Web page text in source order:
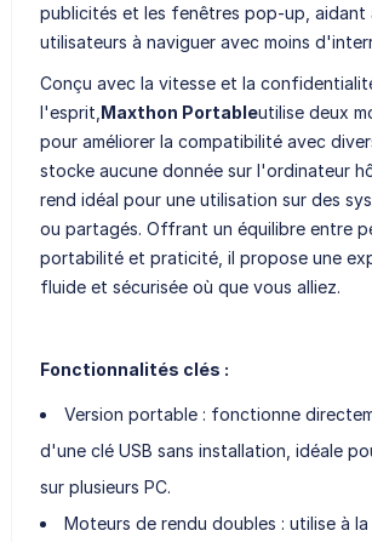
publicités et les fenêtres pop-up, aidant
utilisateurs à naviguer avec moins
Conçu avec la vitesse et la
l'esprit, Maxthon Portableutilise deux
pour améliorer la compatibilité avec
stocke aucune donnée sur l'ordinateur
rend idéal pour une utilisation sur des
ou partagés. Offrant un équilibre entre
portabilité et praticité, il propose une
fluide et sécurisée où que vous alliez.
Fonctionnalités clés :
Version portable : fonctionne
d'une clé USB sans installation, idéale
sur plusieurs PC.
Moteurs de rendu doubles : utilise à